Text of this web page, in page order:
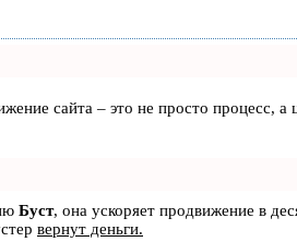
сайта – это не просто процесс,
Буст, она ускоряет продвижение в
вернут деньги.